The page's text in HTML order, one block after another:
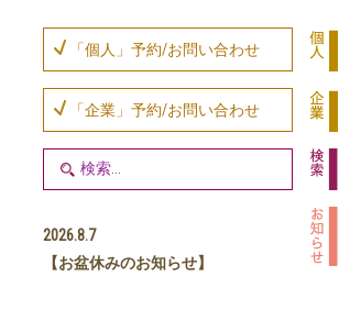
「個人」予約/お問い合わせ
「企業」予約/お問い合わせ
2026.8.7
【お盆休みのお知らせ】